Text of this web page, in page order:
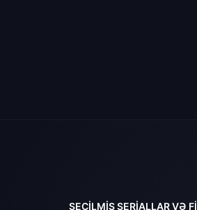
SEÇILMIŞ SERIALLAR VƏ